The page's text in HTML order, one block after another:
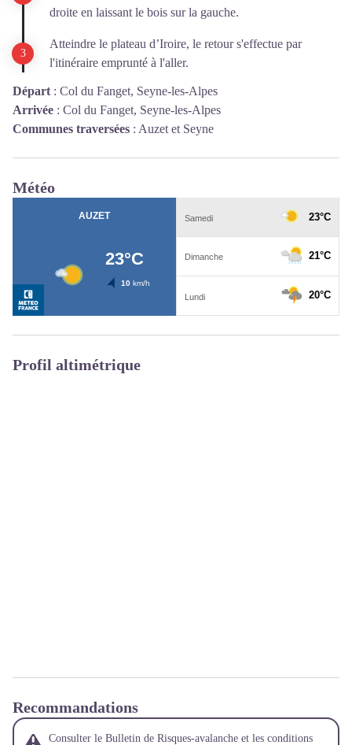
droite en laissant le bois sur la gauche.
Atteindre le plateau d’Iroire, le retour s'effectue par
l'itinéraire emprunté à l'aller.
Départ : Col du Fanget, Seyne-les-Alpes
Arrivée : Col du Fanget, Seyne-les-Alpes
Communes traversées : Auzet et Seyne
Météo
Profil altimétrique
Recommandations
Consulter le Bulletin de Risques-avalanche et les conditions